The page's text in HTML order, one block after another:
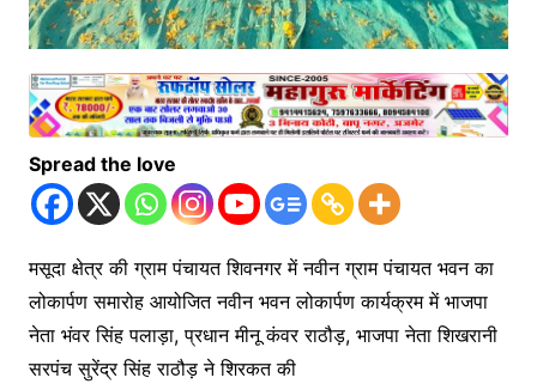
Spread the love
मसूदा क्षेत्र की ग्राम पंचायत शिवनगर में नवीन ग्राम पंचायत भवन का
लोकार्पण समारोह आयोजित नवीन भवन लोकार्पण कार्यक्रम में भाजपा
नेता भंवर सिंह पलाड़ा, प्रधान मीनू कंवर राठौड़, भाजपा नेता शिखरानी
सरपंच सुरेंद्र सिंह राठौड़ ने शिरकत की